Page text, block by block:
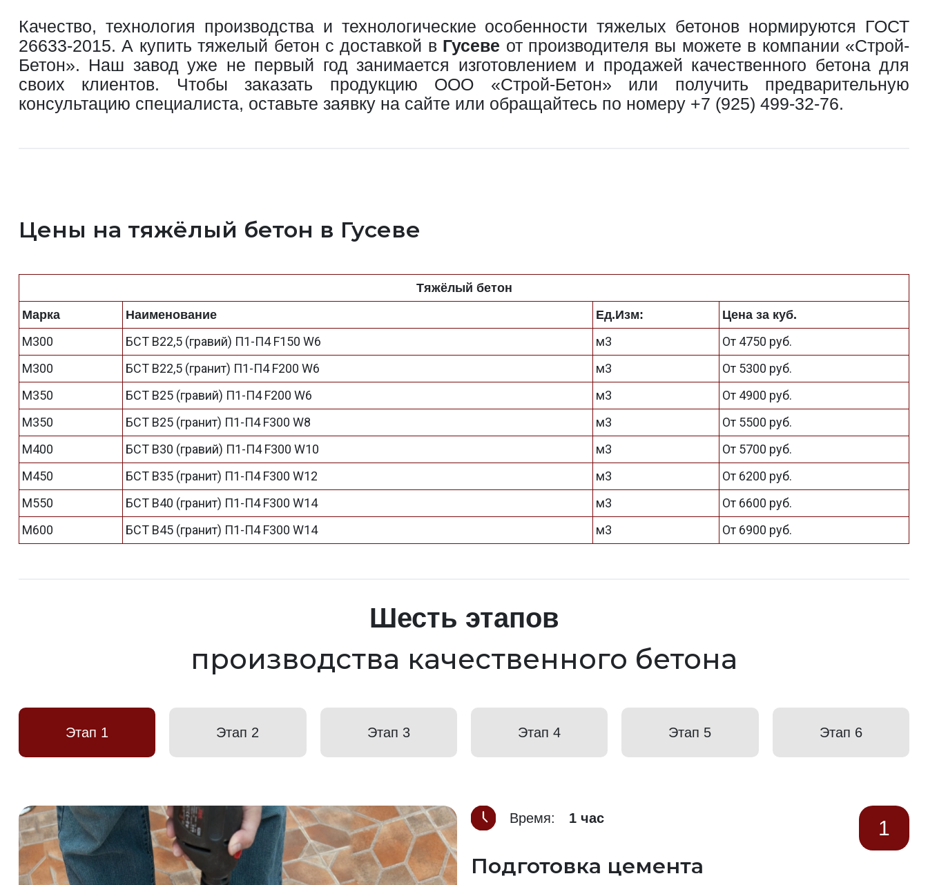
Качество, технология производства и технологические особенности тяжелых бетонов нормируются ГОСТ
26633-2015. А купить тяжелый бетон с доставкой в Гусеве от производителя вы можете в компании «Строй-
Бетон». Наш завод уже не первый год занимается изготовлением и продажей качественного бетона для
своих клиентов. Чтобы заказать продукцию ООО «Строй-Бетон» или получить предварительную
консультацию специалиста, оставьте заявку на сайте или обращайтесь по номеру +7 (925) 499-32-76.
Цены на тяжёлый бетон в Гусеве
Тяжёлый бетон
Марка
Наименование Ед.Изм: Цена за куб.
М300 БСТ В22,5 (гравий) П1-П4 F150 W6 м3
От 4750 руб.
М300
БСТ В22,5 (гранит) П1-П4 F200 W6 м3
От 5300 руб.
М350
БСТ В25 (гравий) П1-П4 F200 W6 м3
От 4900 руб.
М350
БСТ В25 (гранит) П1-П4 F300 W8 м3
От 5500 руб.
М400
БСТ В30 (гравий) П1-П4 F300 W10 м3
От 5700 руб.
М450
БСТ В35 (гранит) П1-П4 F300 W12 м3
От 6200 руб.
М550
БСТ В40 (гранит) П1-П4 F300 W14 м3
От 6600 руб.
М600
БСТ В45 (гранит) П1-П4 F300 W14 м3 От 6900 руб.
Шесть этапов
производства качественного бетона
Этап 1 Этап 2 Этап 3 Этап 4 Этап 5 Этап 6
Время: 1 час 1
Подготовка цемента